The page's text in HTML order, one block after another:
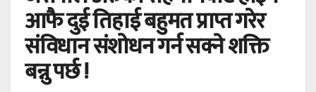
आफै दुई तिहाई बहुमत प्राप्त गरेर
संविधान संशोधन गर्न सक्ने शक्ति
बन्नु पर्छ !